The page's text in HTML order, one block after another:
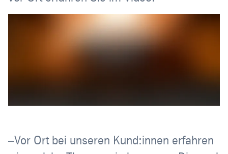
–Vor Ort bei unseren Kund:innen erfahren